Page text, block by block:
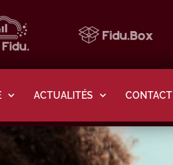
ACTUALITÉS CONTACT